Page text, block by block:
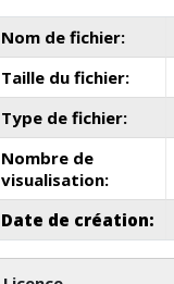
Nom de fichier:
Taille du fichier:
Type de fichier:
Nombre de
visualisation:
Date de création: